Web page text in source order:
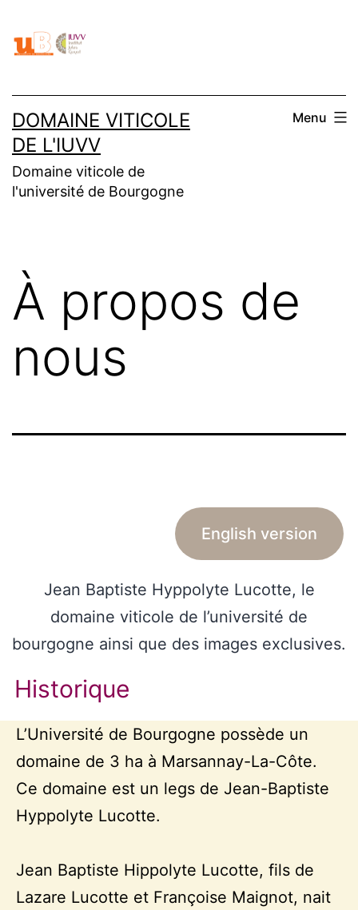
au
DOMAINE VITICOLE
DE L'IUVV
Domaine viticole de
l'université de Bourgogne
Menu
À propos de
nous
English version
Jean Baptiste Hyppolyte Lucotte, le
domaine viticole de l’université de
bourgogne ainsi que des images exclusives.
Historique
L’Université de Bourgogne possède un
domaine de 3 ha à Marsannay-La-Côte.
Ce domaine est un legs de Jean-Baptiste
Hyppolyte Lucotte.
Jean Baptiste Hippolyte Lucotte, fils de
Lazare Lucotte et Françoise Maignot, nait